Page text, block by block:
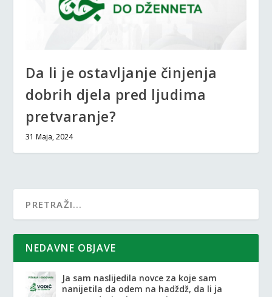
Da li je ostavljanje činjenja
dobrih djela pred ljudima
pretvaranje?
31 Maja, 2024
NEDAVNE OBJAVE
Ja sam naslijedila novce za koje sam
nanijetila da odem na hadždž, da li ja